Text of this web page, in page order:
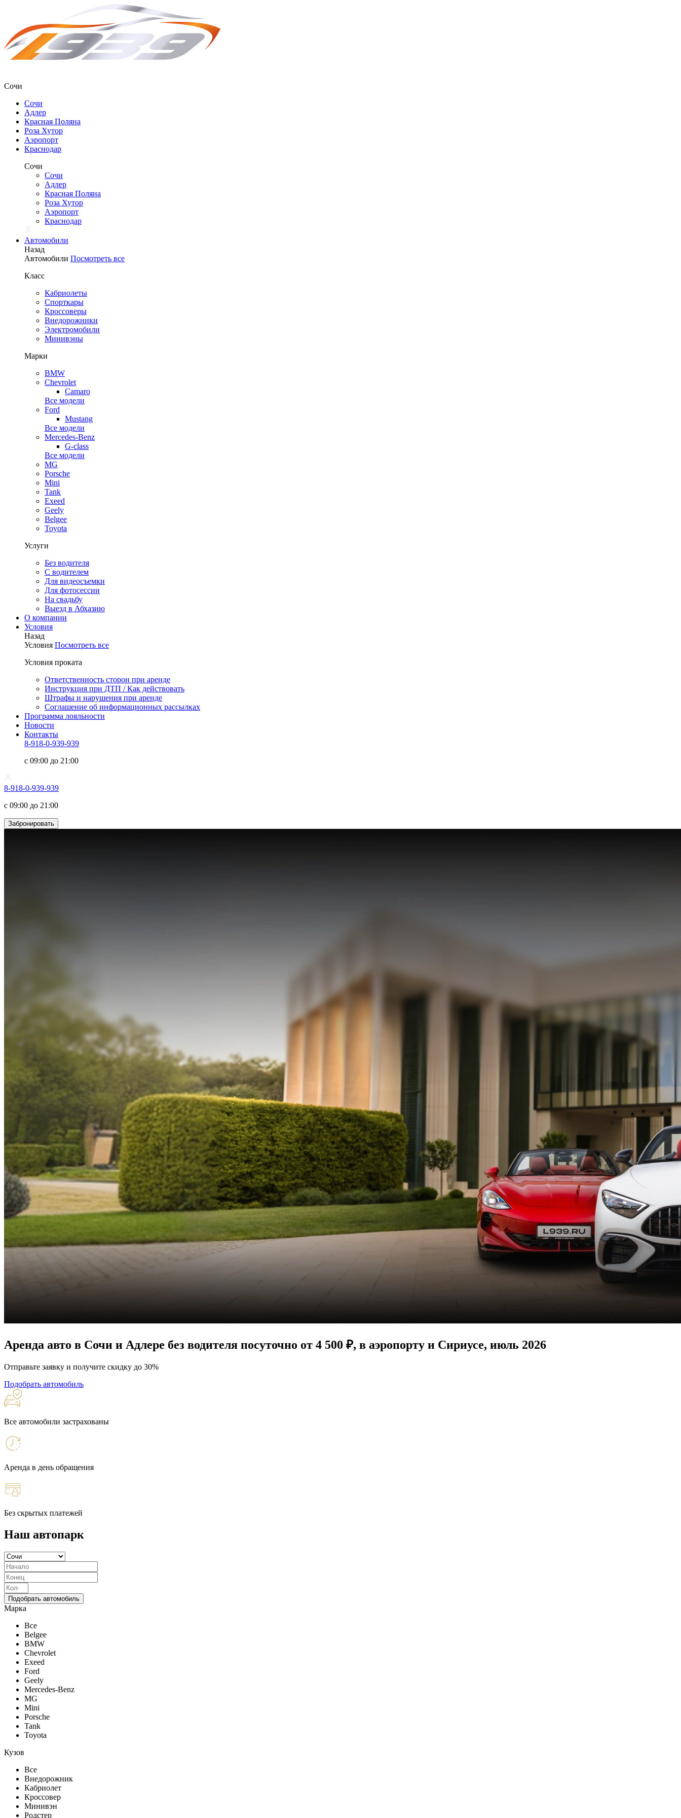
Сочи
Сочи
Адлер
Красная Поляна
Роза Хутор
Аэропорт
Краснодар
Сочи
Сочи
Адлер
Красная Поляна
Роза Хутор
Аэропорт
Краснодар
Автомобили
Назад
Автомобили Посмотреть все
Класс
Кабриолеты
Спорткары
Кроссоверы
Внедорожники
Электромобили
Минивэны
Марки
BMW
Chevrolet
Camaro
Все модели
Ford
Mustang
Все модели
Mercedes-Benz
G-class
Все модели
MG
Porsche
Mini
Tank
Exeed
Geely
Belgee
Toyota
Услуги
Без водителя
С водителем
Для видеосъемки
Для фотосессии
На свадьбу
Выезд в Абхазию
О компании
Условия
Назад
Условия Посмотреть все
Условия проката
Ответственность сторон при аренде
Инструкция при ДТП / Как действовать
Штрафы и нарушения при аренде
Соглашение об информационных рассылках
Программа лояльности
Новости
Контакты
8-918-0-939-939
с 09:00 до 21:00
8-918-0-939-939
с 09:00 до 21:00
Забронировать
Аренда авто в Сочи и Адлере без водителя посуточно от 4 500 ₽, в аэропорту и Сириусе, июль 2026
Отправьте заявку и получите скидку до 30%
Подобрать автомобиль
Все автомобили застрахованы
Аренда в день обращения
Без скрытых платежей
Наш автопарк
Подобрать автомобиль
Марка
Все
Belgee
BMW
Chevrolet
Exeed
Ford
Geely
Mercedes-Benz
MG
Mini
Porsche
Tank
Toyota
Кузов
Все
Внедорожник
Кабриолет
Кроссовер
Минивэн
Родстер